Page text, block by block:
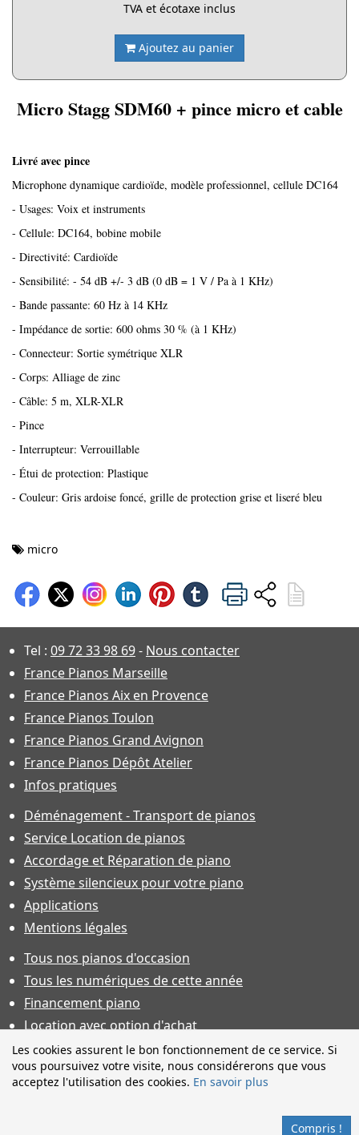
Les cookies assurent le bon fonctionnement de ce service. Si
vous poursuivez votre visite, nous considérerons que vous
acceptez l'utilisation des cookies. En savoir plus
Compris !
TVA et écotaxe inclus
Ajoutez au panier
Micro Stagg SDM60 + pince micro et cable
Livré avec pince
Microphone dynamique cardioïde, modèle professionnel, cellule DC164
- Usages: Voix et instruments
- Cellule: DC164, bobine mobile
- Directivité: Cardioïde
- Sensibilité: - 54 dB +/- 3 dB (0 dB = 1 V / Pa à 1 KHz)
- Bande passante: 60 Hz à 14 KHz
- Impédance de sortie: 600 ohms 30 % (à 1 KHz)
- Connecteur: Sortie symétrique XLR
- Corps: Alliage de zinc
- Câble: 5 m, XLR-XLR
- Pince
- Interrupteur: Verrouillable
- Étui de protection: Plastique
- Couleur: Gris ardoise foncé, grille de protection grise et liseré bleu
micro
Tel : 09 72 33 98 69- Nous contacter
France Pianos Marseille
France Pianos Aix en Provence
France Pianos Toulon
France Pianos Grand Avignon
France Pianos Dépôt Atelier
Infos pratiques
Déménagement - Transport de pianos
Service Location de pianos
Accordage et Réparation de piano
Système silencieux pour votre piano
Applications
Mentions légales
Tous nos pianos d'occasion
Tous les numériques de cette année
Financement piano
Location avec option d'achat
Conditions générales de vente
Offres d'emploi & contrat d'apprentissage
toutes réserves et sauf erreur. Financement sous réserve